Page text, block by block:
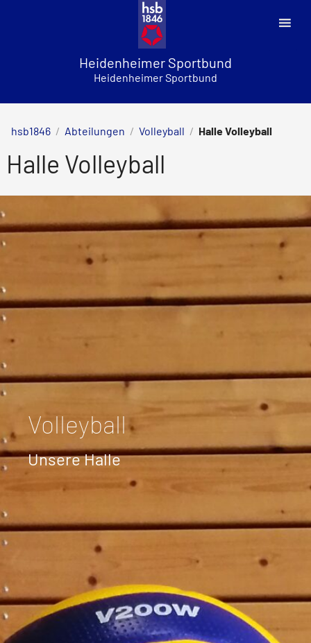
Heidenheimer Sportbund
Heidenheimer Sportbund
hsb1846 / Abteilungen / Volleyball / Halle Volleyball
Halle Volleyball
Volleyball
Unsere Halle